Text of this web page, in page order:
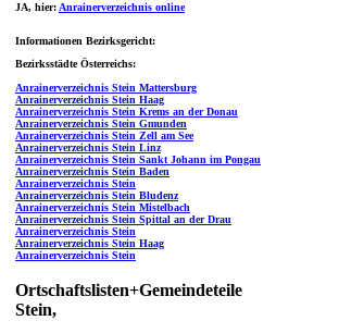
JA, hier: Anrainerverzeichnis online
Informationen Bezirksgericht:
Bezirksstädte Österreichs:
Anrainerverzeichnis Stein Mattersburg
Anrainerverzeichnis Stein Haag
Anrainerverzeichnis Stein Krems an der Donau
Anrainerverzeichnis Stein Gmunden
Anrainerverzeichnis Stein Zell am See
Anrainerverzeichnis Stein Linz
Anrainerverzeichnis Stein Sankt Johann im Pongau
Anrainerverzeichnis Stein Baden
Anrainerverzeichnis Stein
Anrainerverzeichnis Stein Bludenz
Anrainerverzeichnis Stein Mistelbach
Anrainerverzeichnis Stein Spittal an der Drau
Anrainerverzeichnis Stein
Anrainerverzeichnis Stein Haag
Anrainerverzeichnis Stein
Ortschaftslisten+Gemeindeteile
Stein,